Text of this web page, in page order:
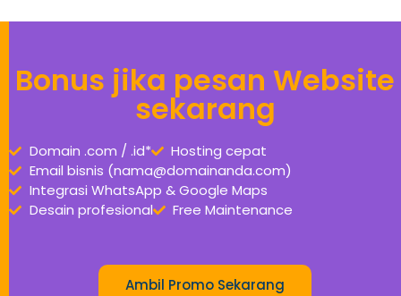
Bonus jika pesan Website
sekarang
Domain .com / .id*
Hosting cepat
Email bisnis (nama@domainanda.com)
Integrasi WhatsApp & Google Maps
Desain profesional
Free Maintenance
Ambil Promo Sekarang